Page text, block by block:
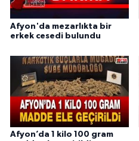
Afyon'da mezarlıkta bir
erkek cesedi bulundu
Afyon’da 1 kilo 100 gram